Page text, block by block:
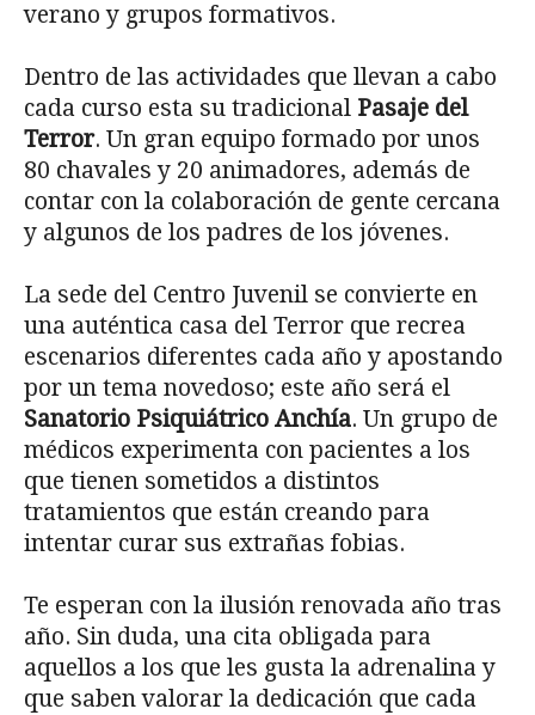
verano y grupos formativos.
Dentro de las actividades que llevan a cabo
cada curso esta su tradicional Pasaje del
Terror. Un gran equipo formado por unos
80 chavales y 20 animadores, además de
contar con la colaboración de gente cercana
y algunos de los padres de los jóvenes.
La sede del Centro Juvenil se convierte en
una auténtica casa del Terror que recrea
escenarios diferentes cada año y apostando
por un tema novedoso; este año será el
Sanatorio Psiquiátrico Anchía. Un grupo de
médicos experimenta con pacientes a los
que tienen sometidos a distintos
tratamientos que están creando para
intentar curar sus extrañas fobias.
Te esperan con la ilusión renovada año tras
año. Sin duda, una cita obligada para
aquellos a los que les gusta la adrenalina y
que saben valorar la dedicación que cada